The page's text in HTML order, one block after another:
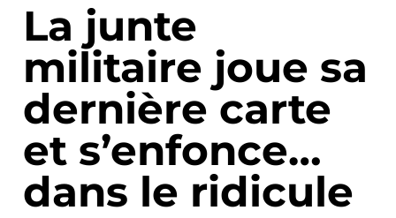
La junte
militaire joue sa
dernière carte
et s’enfonce…
dans le ridicule